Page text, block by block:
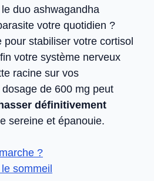
duo ashwagandha
votre quotidien ?
stabiliser votre cortisol
votre système nerveux
racine sur vos
de 600 mg peut
définitivement
sereine et épanouie.
?
sommeil